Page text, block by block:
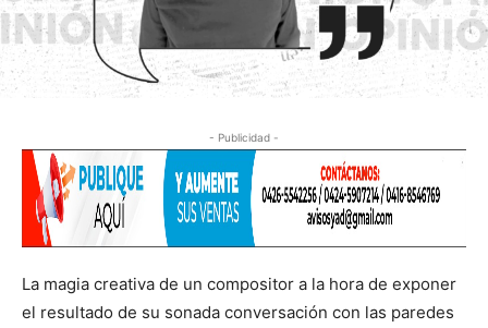
- Publicidad -
La magia creativa de un compositor a la hora de exponer
el resultado de su sonada conversación con las paredes